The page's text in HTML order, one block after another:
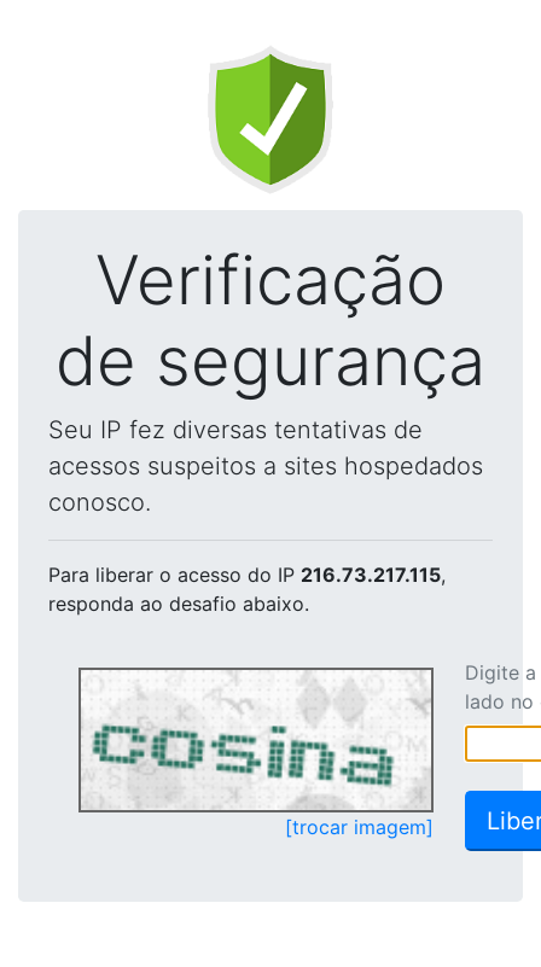
Verificação
de segurança
Seu IP fez diversas tentativas de
acessos suspeitos a sites hospedados
conosco.
Para liberar o acesso do IP 216.73.217.115,
responda ao desafio abaixo.
[trocar imagem]
Digite
lado no